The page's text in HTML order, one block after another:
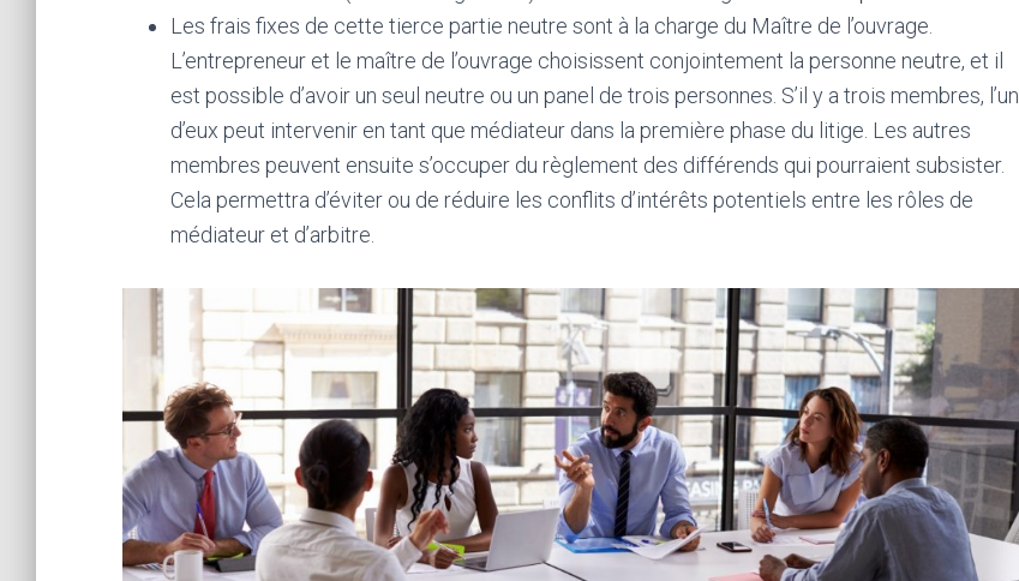
Les frais fixes de cette tierce partie neutre sont à la charge du Maître de l’ouvrage.
L’entrepreneur et le maître de l’ouvrage choisissent conjointement la personne neutre, et il
est possible d’avoir un seul neutre ou un panel de trois personnes. S’il y a trois membres, l’un
d’eux peut intervenir en tant que médiateur dans la première phase du litige. Les autres
membres peuvent ensuite s’occuper du règlement des différends qui pourraient subsister.
Cela permettra d’éviter ou de réduire les conflits d’intérêts potentiels entre les rôles de
médiateur et d’arbitre.